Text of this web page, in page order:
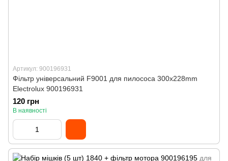
Артикул: 900196931
Фільтр універсальний F9001 для пилососа 300x228mm
Electrolux 900196931
120 грн
В наявності